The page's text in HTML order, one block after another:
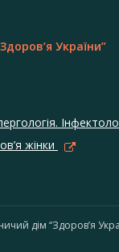
України”
жінки
дім “Здоров’я